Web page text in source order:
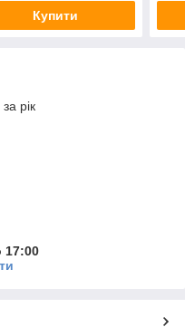
Купити
рік
17:00